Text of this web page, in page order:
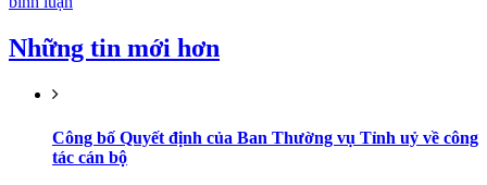
Những tin mới hơn
Công bố Quyết định của Ban Thường vụ Tỉnh uỷ về công
tác cán bộ